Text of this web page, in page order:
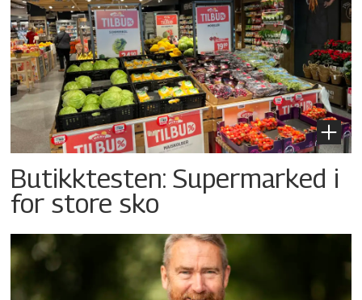
Butikktesten: Supermarked i
for store sko